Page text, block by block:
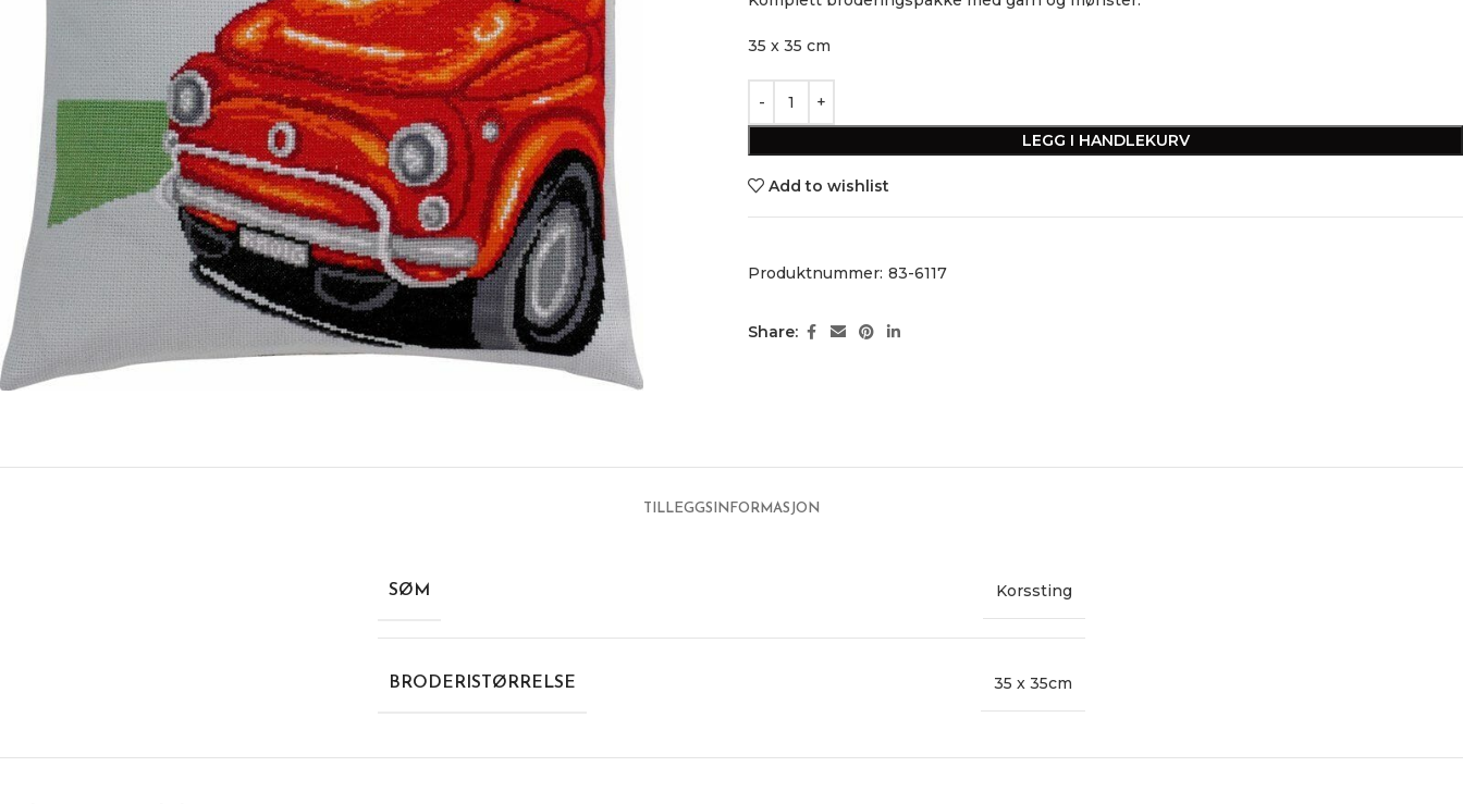
35 x 35 cm
LEGG I HANDLEKURV
Add to wishlist
Produktnummer: 83-6117
Share:
TILLEGGSINFORMASJON
SØM Korssting
BRODERISTØRRELSE 35 x 35cm